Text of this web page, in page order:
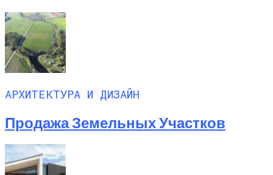
АРХИТЕКТУРА И ДИЗАЙН
Продажа Земельных Участков